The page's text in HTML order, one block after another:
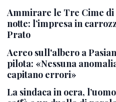
Ammirare le Tre Cime di
notte: l’impresa in
Prato
Aereo sull'albero a
pilota: «Nessuna
capitano errori»
La sindaca in ocra,